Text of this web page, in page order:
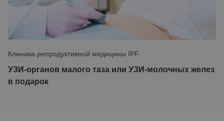
Клиника репродуктивной медицины IPF
УЗИ-органов малого таза или УЗИ-молочных желез
в подарок